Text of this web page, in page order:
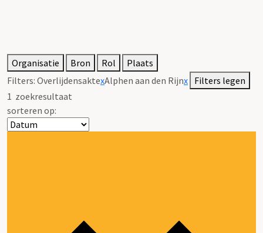
Organisatie Bron Rol
Plaats
Filters: OverlijdensaktexAlphen aan den Rijnx Filters legen
1 zoekresultaat
sorteren op: